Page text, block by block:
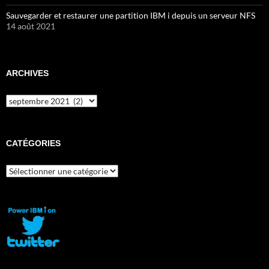
Sauvegarder et restaurer une partition IBM i depuis un serveur NFS
14 août 2021
ARCHIVES
Archives
CATÉGORIES
Catégories